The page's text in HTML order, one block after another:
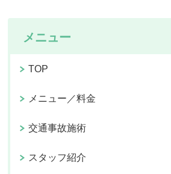
メニュー
TOP
メニュー／料金
交通事故施術
スタッフ紹介